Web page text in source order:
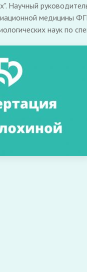
Научный
медицины
наук по